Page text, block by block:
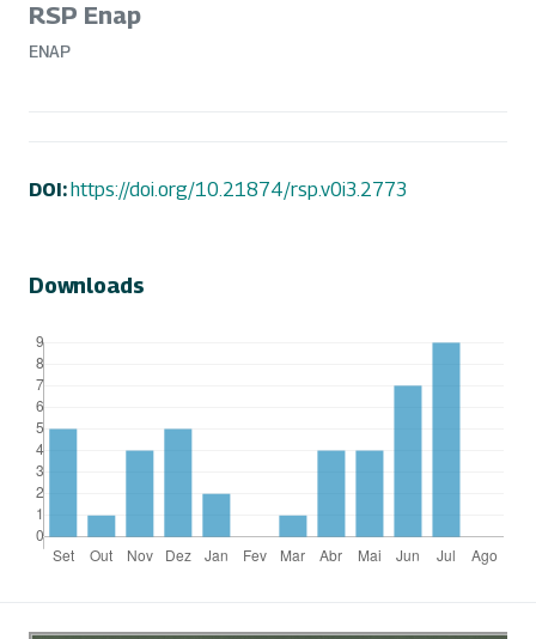
RSP Enap
ENAP
DOI:https://doi.org/10.21874/rsp.v0i3.2773
Downloads